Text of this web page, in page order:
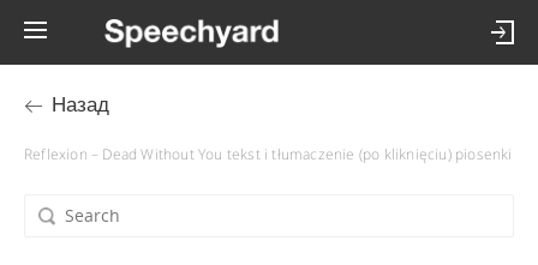
Назад
Reflexion – Dead Without You tekst i tłumaczenie (po kliknięciu) piosenki